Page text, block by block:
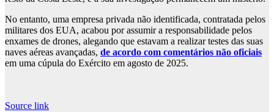
No entanto, uma empresa privada não identificada, contratada pelos
militares dos EUA, acabou por assumir a responsabilidade pelos
enxames de drones, alegando que estavam a realizar testes das suas
naves aéreas avançadas, de acordo com comentários não oficiais
em uma cúpula do Exército em agosto de 2025.
Source link